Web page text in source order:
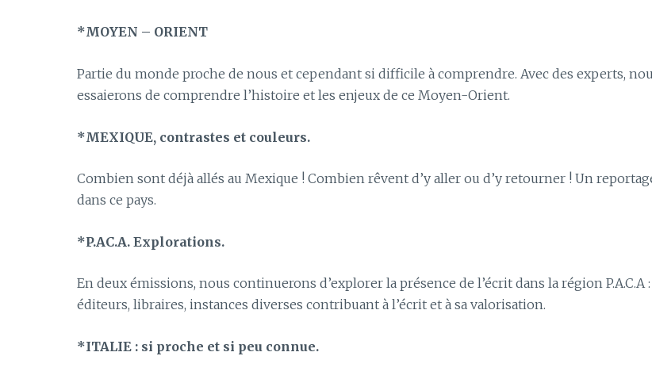
*MOYEN – ORIENT
Partie du monde proche de nous et cependant si difficile à comprendre. Avec des experts,
essaierons de comprendre l’histoire et les enjeux de ce Moyen-Orient.
*MEXIQUE, contrastes et couleurs.
Combien sont déjà allés au Mexique ! Combien rêvent d’y aller ou d’y retourner ! Un
dans ce pays.
*P.AC.A. Explorations.
En deux émissions, nous continuerons d’explorer la présence de l’écrit dans la région P.A.C.A
éditeurs, libraires, instances diverses contribuant à l’écrit et à sa valorisation.
*ITALIE : si proche et si peu connue.